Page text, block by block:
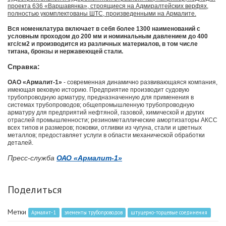
проекта 636 «Варшавянка», строящиеся на Адмиралтейских верфях,
полностью укомплектованы ШТС, произведенными на Армалите.
Вся номенклатура включает в себя более 1300 наименований с
условным проходом до 200 мм и номинальным давлением до 400
кгс/см2 и производится из различных материалов, в том числе
титана, бронзы и нержавеющей стали.
Справка:
ОАО «Армалит-1» - современная динамично развивающаяся компания,
имеющая вековую историю. Предприятие производит судовую
трубопроводную арматуру, предназначенную для применения в
системах трубопроводов; общепромышленную трубопроводную
арматуру для предприятий нефтяной, газовой, химической и других
отраслей промышленности; резинометаллические амортизаторы АКСС
всех типов и размеров; поковки, отливки из чугуна, стали и цветных
металлов; предоставляет услуги в области механической обработки
деталей.
Пресс-служба ОАО «Армалит-1»
Поделиться
Метки Армалит-1 элементы трубопроводов штуцерно-торцевые соединения